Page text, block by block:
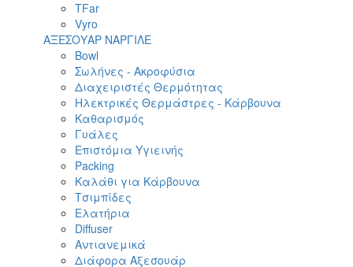
TFar
Vyro
ΑΞΕΣΟΥΑΡ ΝΑΡΓΙΛΕ
Bowl
Σωλήνες - Ακροφύσια
Διαχειριστές Θερμότητας
Ηλεκτρικές Θερμάστρες - Κάρβουνα
Καθαρισμός
Γυάλες
Επιστόμια Υγιεινής
Packing
Καλάθι για Κάρβουνα
Τσιμπίδες
Ελατήρια
Diffuser
Αντιανεμικά
Διάφορα Αξεσουάρ